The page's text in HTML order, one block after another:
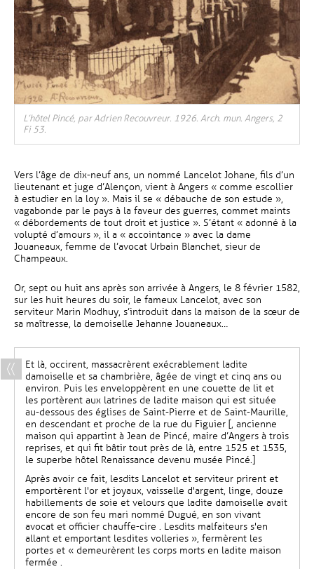
L’hôtel Pincé, par Adrien Recouvreur. 1926. Arch. mun. Angers, 2
Fi 53.
Vers l’âge de dix-neuf ans, un nommé Lancelot Johane, fils d’un
lieutenant et juge d’Alençon, vient à Angers « comme escollier
à estudier en la loy ». Mais il se « débauche de son estude »,
vagabonde par le pays à la faveur des guerres, commet maints
« débordements de tout droit et justice ». S’étant « adonné à la
volupté d’amours », il a « accointance » avec la dame
Jouaneaux, femme de l’avocat Urbain Blanchet, sieur de
Champeaux.
Or, sept ou huit ans après son arrivée à Angers, le 8 février 1582,
sur les huit heures du soir, le fameux Lancelot, avec son
serviteur Marin Modhuy, s’introduit dans la maison de la sœur de
sa maîtresse, la demoiselle Jehanne Jouaneaux…
Et là, occirent, massacrèrent exécrablement ladite
damoiselle et sa chambrière, âgée de vingt et cinq ans ou
environ. Puis les enveloppèrent en une couette de lit et
les portèrent aux latrines de ladite maison qui est située
au-dessous des églises de Saint-Pierre et de Saint-Maurille,
en descendant et proche de la rue du Figuier [, ancienne
maison qui appartint à Jean de Pincé, maire d’Angers à trois
reprises, et qui fit bâtir tout près de là, entre 1525 et 1535,
le superbe hôtel Renaissance devenu musée Pincé.]
Après avoir ce fait, lesdits Lancelot et serviteur prirent et
emportèrent l'or et joyaux, vaisselle d'argent, linge, douze
habillements de soie et velours que ladite damoiselle avait
encore de son feu mari nommé Dugué, en son vivant
avocat et officier chauffe-cire . Lesdits malfaiteurs s'en
allant et emportant lesdites volleries », fermèrent les
portes et « demeurèrent les corps morts en ladite maison
fermée .